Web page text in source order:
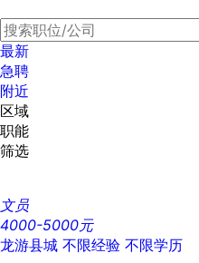
最新
急聘
附近
区域
职能
筛选
文员
4000-5000元
龙游县城 不限经验 不限学历